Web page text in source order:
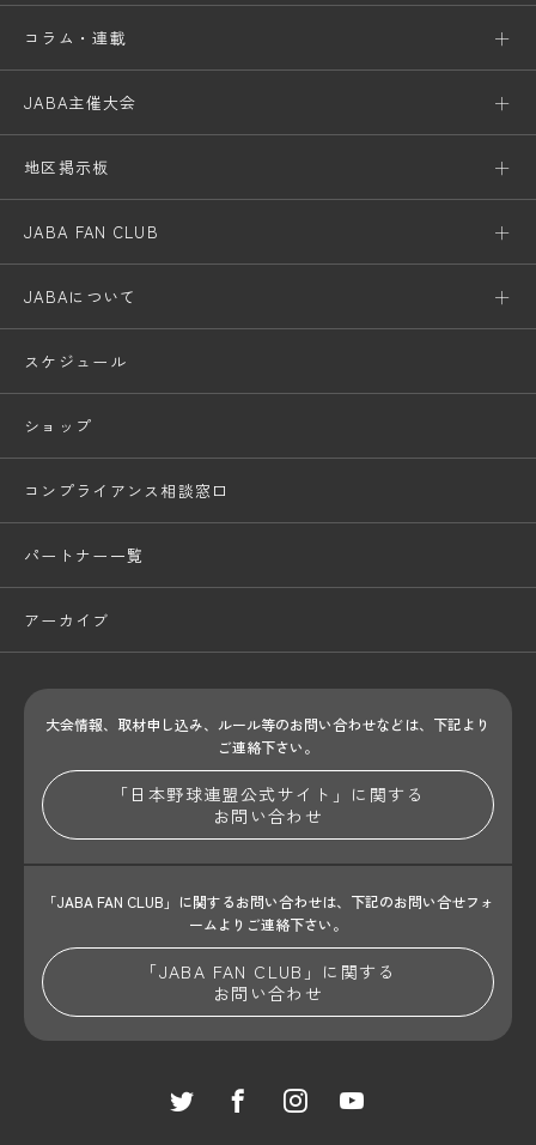
コラム・連載
JABA主催大会
地区掲示板
JABA FAN CLUB
JABAについて
スケジュール
ショップ
コンプライアンス相談窓口
パートナー一覧
アーカイブ
大会情報、取材申し込み、ルール等のお問い合わせなどは、下記より
ご連絡下さい。
「日本野球連盟公式サイト」に関する
お問い合わせ
「JABA FAN CLUB」に関するお問い合わせは、 下記のお問い合せフォ
ームよりご連絡下さい。
「JABA FAN CLUB」に関する
お問い合わせ